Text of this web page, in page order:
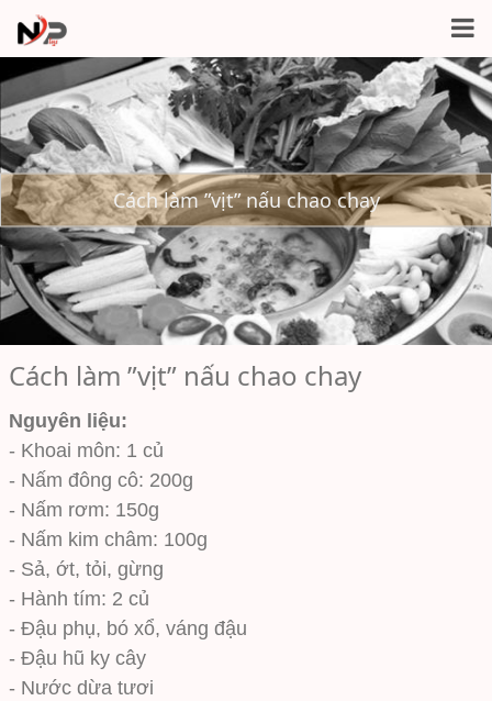
Cách làm ”vịt” nấu chao chay
Cách làm ”vịt” nấu chao chay
Nguyên liệu:
- Khoai môn: 1 củ
- Nấm đông cô: 200g
- Nấm rơm: 150g
- Nấm kim châm: 100g
- Sả, ớt, tỏi, gừng
- Hành tím: 2 củ
- Đậu phụ, bó xổ, váng đậu
- Đậu hũ ky cây
- Nước dừa tươi